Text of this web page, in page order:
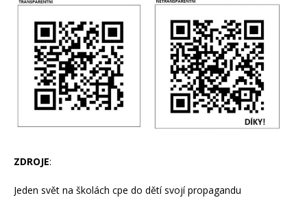
ZDROJE:
Jeden svět na školách cpe do dětí svojí propagandu